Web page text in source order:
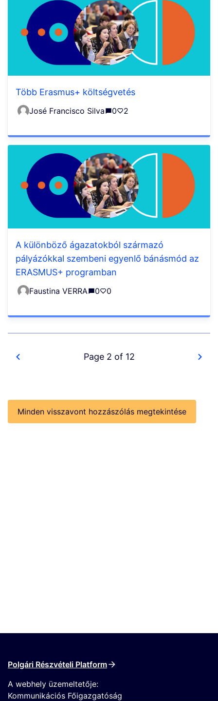
Több Erasmus+ költségvetés
José Francisco Silva 0 2
A különböző ágazatokból származó
pályázókkal szembeni egyenlő bánásmód az
ERASMUS+ programban
Faustina VERRA 0 0
Page 2 of 12
Minden visszavont hozzászólás megtekintése
Polgári Részvételi Platform
A webhely üzemeltetője:
Kommunikációs Főigazgatóság